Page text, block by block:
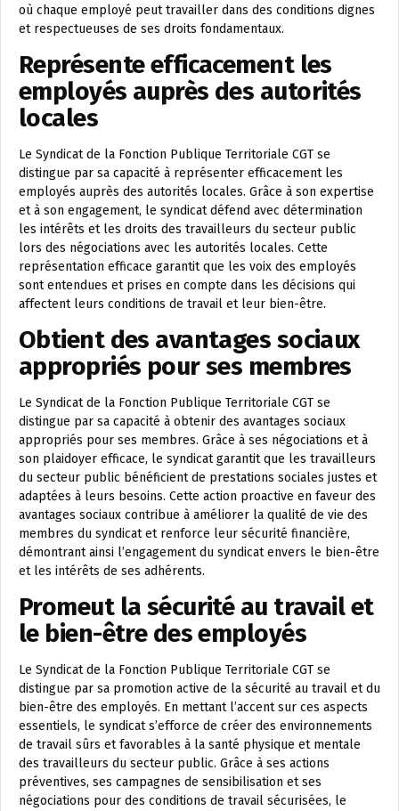
où chaque employé peut travailler dans des conditions dignes
et respectueuses de ses droits fondamentaux.
Représente efficacement les
employés auprès des autorités
locales
Le Syndicat de la Fonction Publique Territoriale CGT se
distingue par sa capacité à représenter efficacement les
employés auprès des autorités locales. Grâce à son expertise
et à son engagement, le syndicat défend avec détermination
les intérêts et les droits des travailleurs du secteur public
lors des négociations avec les autorités locales. Cette
représentation efficace garantit que les voix des employés
sont entendues et prises en compte dans les décisions qui
affectent leurs conditions de travail et leur bien-être.
Obtient des avantages sociaux
appropriés pour ses membres
Le Syndicat de la Fonction Publique Territoriale CGT se
distingue par sa capacité à obtenir des avantages sociaux
appropriés pour ses membres. Grâce à ses négociations et à
son plaidoyer efficace, le syndicat garantit que les travailleurs
du secteur public bénéficient de prestations sociales justes et
adaptées à leurs besoins. Cette action proactive en faveur des
avantages sociaux contribue à améliorer la qualité de vie des
membres du syndicat et renforce leur sécurité financière,
démontrant ainsi l’engagement du syndicat envers le bien-être
et les intérêts de ses adhérents.
Promeut la sécurité au travail et
le bien-être des employés
Le Syndicat de la Fonction Publique Territoriale CGT se
distingue par sa promotion active de la sécurité au travail et du
bien-être des employés. En mettant l’accent sur ces aspects
essentiels, le syndicat s’efforce de créer des environnements
de travail sûrs et favorables à la santé physique et mentale
des travailleurs du secteur public. Grâce à ses actions
préventives, ses campagnes de sensibilisation et ses
négociations pour des conditions de travail sécurisées, le